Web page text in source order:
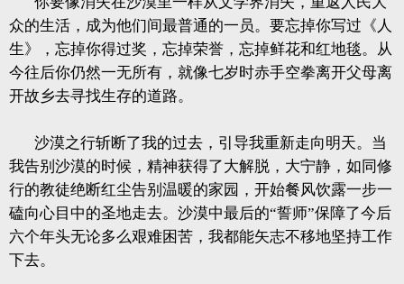
众的生活，成为他们间最普通的一员。要忘掉你写过《人
生》，忘掉你得过奖，忘掉荣誉，忘掉鲜花和红地毯。从
今往后你仍然一无所有，就像七岁时赤手空拳离开父母离
开故乡去寻找生存的道路。
沙漠之行斩断了我的过去，引导我重新走向明天。当
我告别沙漠的时候，精神获得了大解脱，大宁静，如同修
行的教徒绝断红尘告别温暖的家园，开始餐风饮露一步一
磕向心目中的圣地走去。沙漠中最后的“誓师”保障了今后
六个年头无论多么艰难困苦，我都能矢志不移地坚持工作
下去。